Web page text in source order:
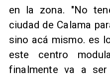
en la zona. "No
ciudad de Calama
sino acá mismo. es
este centro
finalmente va a